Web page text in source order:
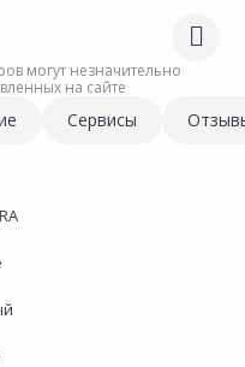
могут незначительно
на сайте
Сервисы